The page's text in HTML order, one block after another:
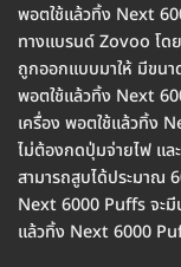
พอตใช้แล้วทิ้ง Next
ทางแบรนด์ Zovoo โด
ถูกออกแบบมาให้ มีขนา
พอตใช้แล้วทิ้ง Next
เครื่อง พอตใช้แล้วทิ้ง
ไม่ต้องกดปุ่มจ่ายไฟ แล
สามารถสูบได้ประมาณ
Next 6000 Puffs จะมี
แล้วทิ้ง Next 6000